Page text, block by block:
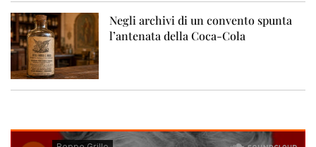
Negli archivi di un convento spunta
l’antenata della Coca-Cola